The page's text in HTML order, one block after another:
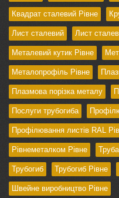
Квадрат сталевий Рівне
Лист сталевий Лист
Металевий кутик Рівне
Металопрофіль Рівне
Плазмова порізка металу
Послуги трубогиба
Профілювання листів RAL
Рівнеметалком Рівне
Трубогиб Трубогиб Рівне
Швейне виробництво Рівне